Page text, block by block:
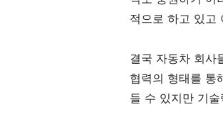
적으로 하고 있고
결국 자동차 회사
협력의 형태를 통
들 수 있지만 기